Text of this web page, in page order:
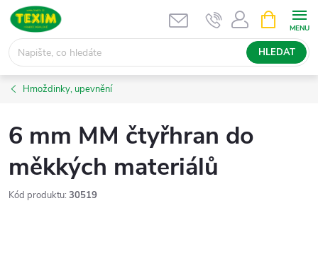
Přejít
obsah
HLEDAT
NÁKUPNÍ
KOŠÍK
Hmoždinky, upevnění
6 mm MM čtyřhran do
měkkých materiálů
Kód produktu: 30519